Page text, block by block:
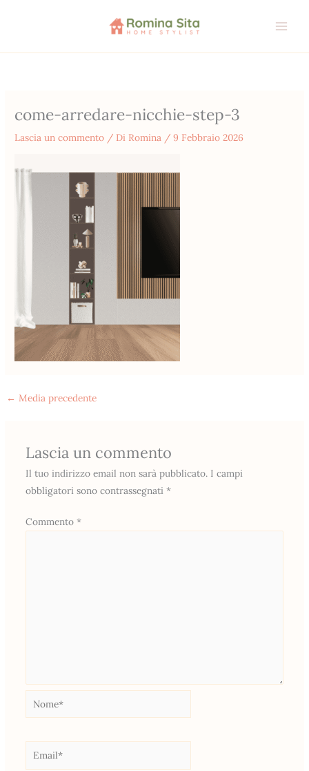
come-arredare-nicchie-step-3
Lascia un commento / Di Romina /9 Febbraio 2026
← Media precedente
Lascia un commento
Il tuo indirizzo email non sarà pubblicato. I campi
obbligatori sono contrassegnati *
Commento *
Nome*
Email*